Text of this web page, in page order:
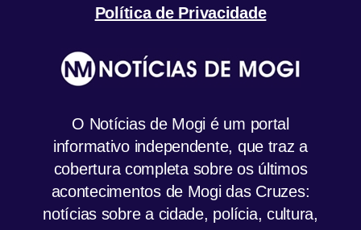
Política de Privacidade
O Notícias de Mogi é um portal
informativo independente, que traz a
cobertura completa sobre os últimos
acontecimentos de Mogi das Cruzes:
notícias sobre a cidade, polícia, cultura,